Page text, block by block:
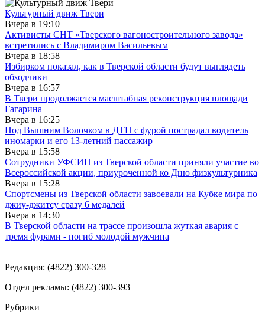
Культурный движ Твери
Вчера в 19:10
Активисты СНТ «Тверского вагоностроительного завода»
встретились с Владимиром Васильевым
Вчера в 18:58
Избирком показал, как в Тверской области будут выглядеть
обходчики
Вчера в 16:57
В Твери продолжается масштабная реконструкция площади
Гагарина
Вчера в 16:25
Под Вышним Волочком в ДТП с фурой пострадал водитель
иномарки и его 13-летний пассажир
Вчера в 15:58
Сотрудники УФСИН из Тверской области приняли участие во
Всероссийской акции, приуроченной ко Дню физкультурника
Вчера в 15:28
Спортсмены из Тверской области завоевали на Кубке мира по
джиу-джитсу сразу 6 медалей
Вчера в 14:30
В Тверской области на трассе произошла жуткая авария с
тремя фурами - погиб молодой мужчина
Редакция: (4822) 300-328
Отдел рекламы: (4822) 300-393
Рубрики